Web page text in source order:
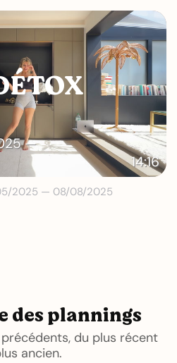
—
14:16
2025 — 08/08/2025
des plannings
du plus récent
ancien.